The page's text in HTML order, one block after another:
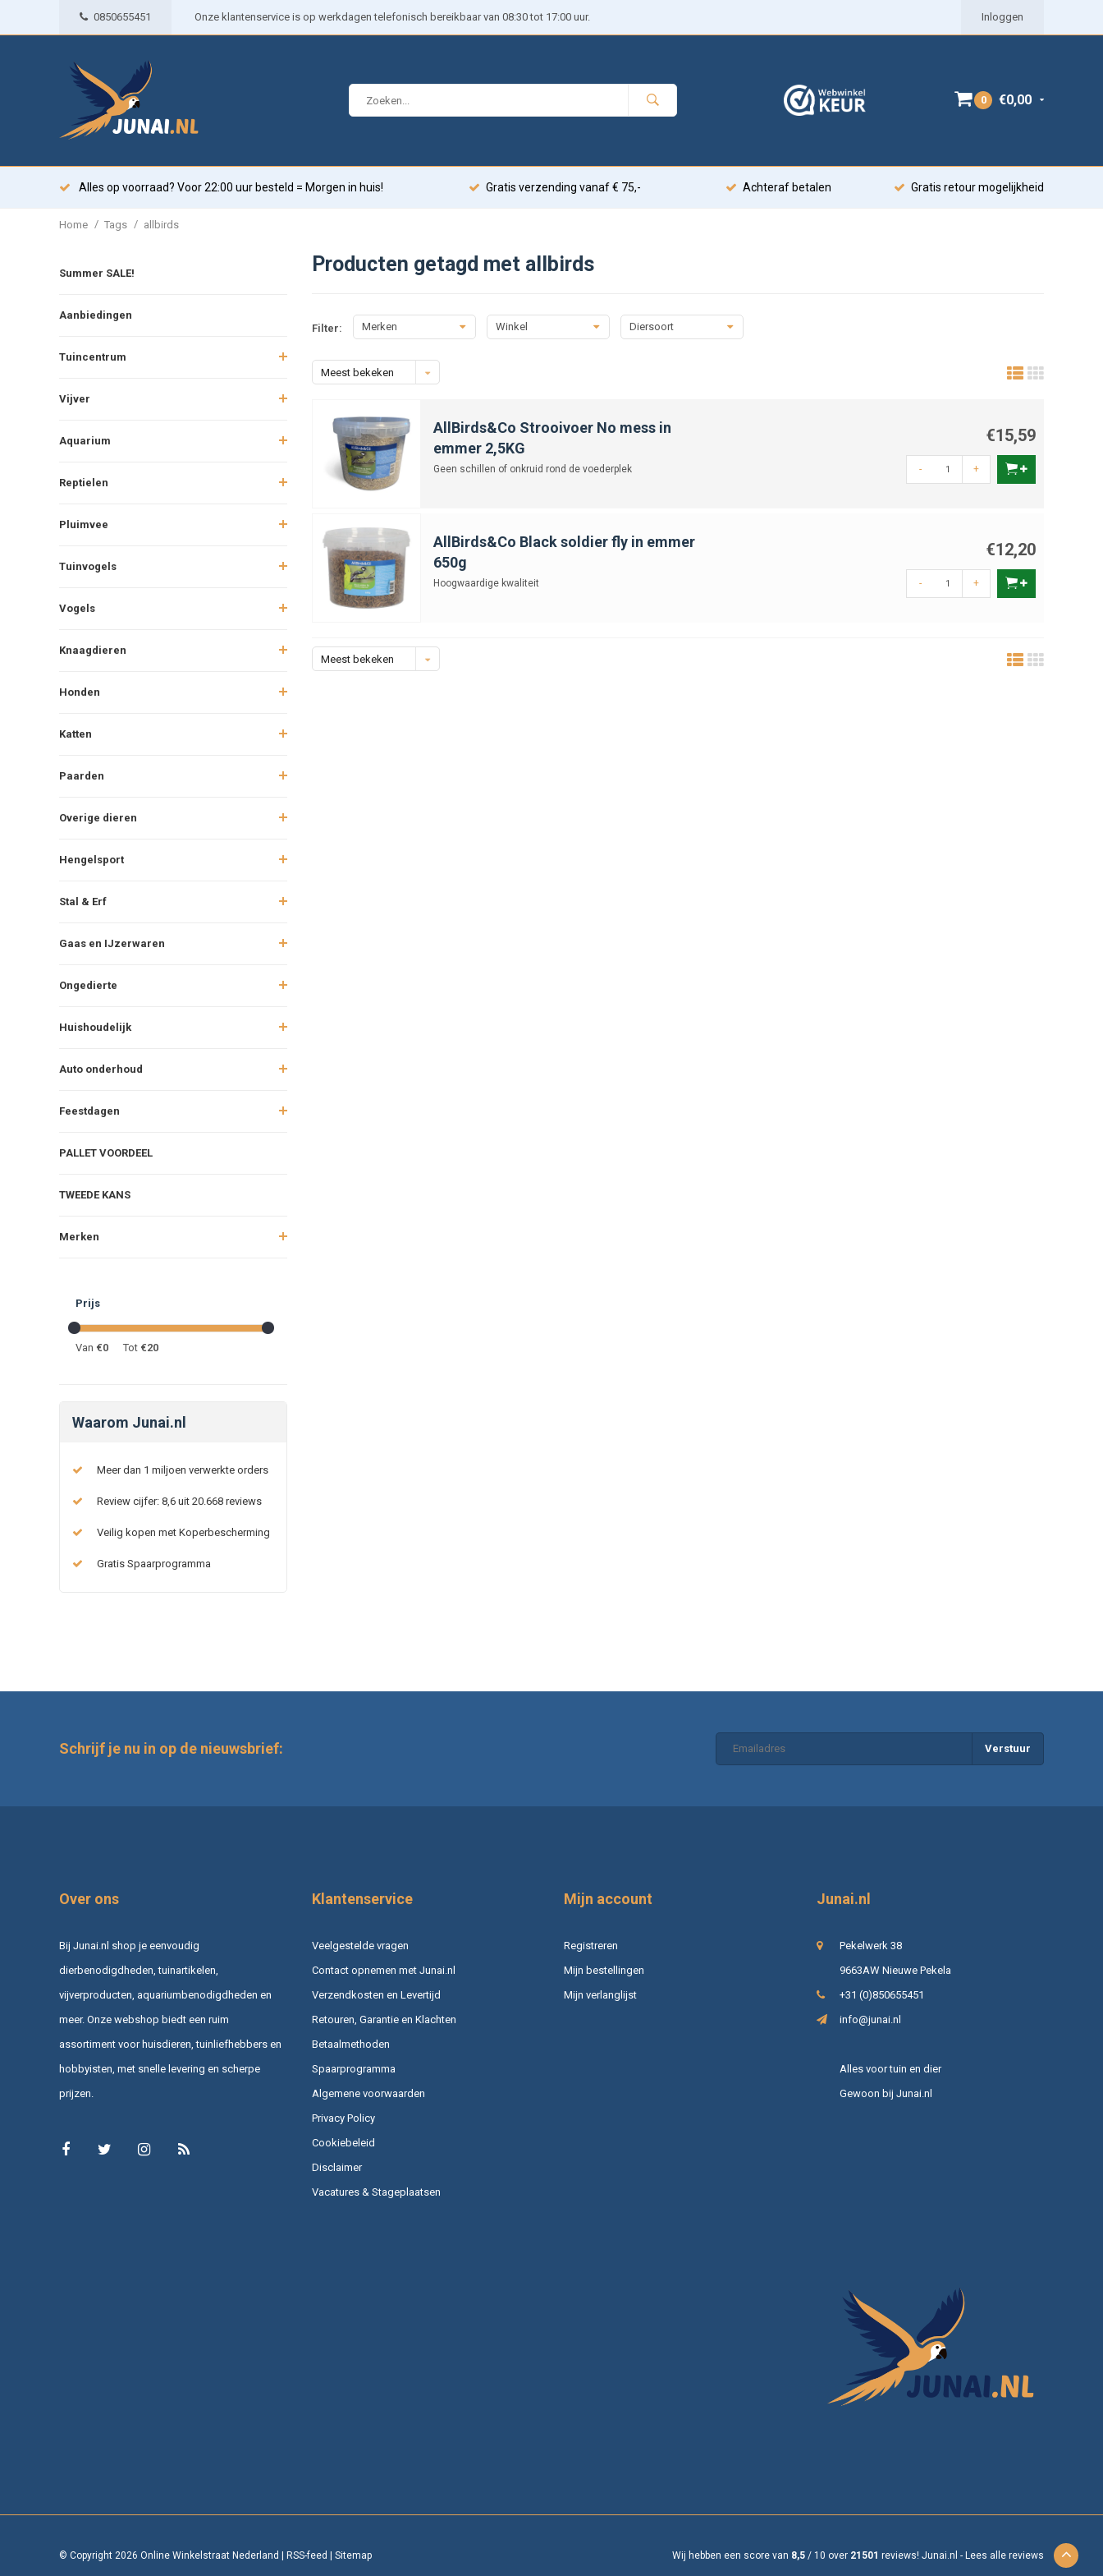
0850655451 Onze klantenservice is op werkdagen telefonisch bereikbaar van 08:30 tot 17:00 uur. Inloggen
0 €0,00
Alles op voorraad? Voor 22:00 uur besteld = Morgen in huis! Gratis verzending vanaf € 75,- Achteraf betalen Gratis retour mogelijkheid
Home / Tags / allbirds
Summer SALE!
Aanbiedingen
Tuincentrum
Vijver
Aquarium
Reptielen
Pluimvee
Tuinvogels
Vogels
Knaagdieren
Honden
Katten
Paarden
Overige dieren
Hengelsport
Stal & Erf
Gaas en IJzerwaren
Ongedierte
Huishoudelijk
Auto onderhoud
Feestdagen
PALLET VOORDEEL
TWEEDE KANS
Merken
Prijs
Van €0 Tot €20
Waarom Junai.nl
Meer dan 1 miljoen verwerkte orders
Review cijfer: 8,6 uit 20.668 reviews
Veilig kopen met Koperbescherming
Gratis Spaarprogramma
Producten getagd met allbirds
Filter: Merken Winkel Diersoort
Meest bekeken
AllBirds&Co Strooivoer No mess in
emmer 2,5KG
Geen schillen of onkruid rond de voederplek
€15,59
- +
AllBirds&Co Black soldier fly in emmer
650g
Hoogwaardige kwaliteit
€12,20
- +
Meest bekeken
Schrijf je nu in op de nieuwsbrief: Verstuur
Over ons
Bij Junai.nl shop je eenvoudig
dierbenodigdheden, tuinartikelen,
vijverproducten, aquariumbenodigdheden en
meer. Onze webshop biedt een ruim
assortiment voor huisdieren, tuinliefhebbers en
hobbyisten, met snelle levering en scherpe
prijzen.
Klantenservice
Veelgestelde vragen
Contact opnemen met Junai.nl
Verzendkosten en Levertijd
Retouren, Garantie en Klachten
Betaalmethoden
Spaarprogramma
Algemene voorwaarden
Privacy Policy
Cookiebeleid
Disclaimer
Vacatures & Stageplaatsen
Mijn account
Registreren
Mijn bestellingen
Mijn verlanglijst
Junai.nl
Pekelwerk 38
9663AW Nieuwe Pekela
+31 (0)850655451
info@junai.nl
Alles voor tuin en dier
Gewoon bij Junai.nl
© Copyright 2026 Online Winkelstraat Nederland | RSS-feed | Sitemap Wij hebben een score van 8,5 / 10 over 21501 reviews! Junai.nl - Lees alle reviews